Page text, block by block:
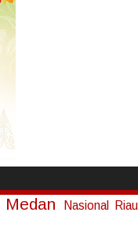
Medan Nasional Riau